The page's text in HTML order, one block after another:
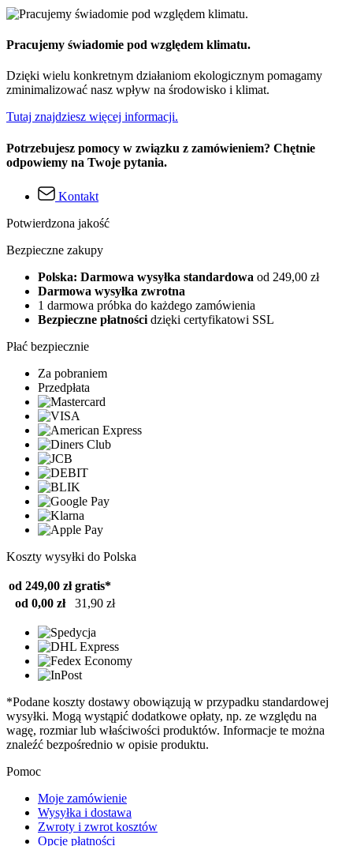
Pracujemy świadomie pod względem klimatu.
Dzięki wielu konkretnym działaniom ekologicznym pomagamy
zminimalizować nasz wpływ na środowisko i klimat.
Tutaj znajdziesz więcej informacji.
Potrzebujesz pomocy w związku z zamówieniem? Chętnie
odpowiemy na Twoje pytania.
Kontakt
Potwierdzona jakość
Bezpieczne zakupy
Polska: Darmowa wysyłka standardowa od 249,00 zł
Darmowa wysyłka zwrotna
1 darmowa próbka do każdego zamówienia
Bezpieczne płatności dzięki certyfikatowi SSL
Płać bezpiecznie
Za pobraniem
Przedpłata
Koszty wysyłki do Polska
od 249,00 zł gratis*
od 0,00 zł
31,90 zł
*Podane koszty dostawy obowiązują w przypadku standardowej
wysyłki. Mogą wystąpić dodatkowe opłaty, np. ze względu na
wagę, rozmiar lub właściwości produktów. Informacje te można
znaleźć bezpośrednio w opisie produktu.
Pomoc
Moje zamówienie
Wysyłka i dostawa
Zwroty i zwrot kosztów
Opcje płatności